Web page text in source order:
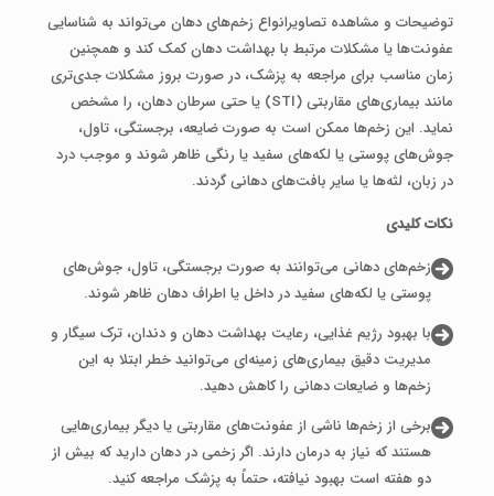
توضیحات و مشاهده تصاویرانواع زخم‌های دهان می‌تواند به شناسایی
عفونت‌ها یا مشکلات مرتبط با بهداشت دهان کمک کند و همچنین
زمان مناسب برای مراجعه به پزشک، در صورت بروز مشکلات جدی‌تری
مانند بیماری‌های مقاربتی (STI) یا حتی سرطان دهان، را مشخص
نماید. این زخم‌ها ممکن است به‌ صورت ضایعه، برجستگی، تاول،
جوش‌های پوستی یا لکه‌های سفید یا رنگی ظاهر شوند و موجب درد
در زبان، لثه‌ها یا سایر بافت‌های دهانی گردند.
نکات کلیدی
زخم‌های دهانی می‌توانند به‌ صورت برجستگی، تاول، جوش‌های
پوستی یا لکه‌های سفید در داخل یا اطراف دهان ظاهر شوند.
با بهبود رژیم غذایی، رعایت بهداشت دهان و دندان، ترک سیگار و
مدیریت دقیق بیماری‌های زمینه‌ای می‌توانید خطر ابتلا به این
زخم‌ها و ضایعات دهانی را کاهش دهید.
برخی از زخم‌ها ناشی از عفونت‌های مقاربتی یا دیگر بیماری‌هایی
هستند که نیاز به درمان دارند. اگر زخمی در دهان دارید که بیش از
دو هفته است بهبود نیافته، حتماً به پزشک مراجعه کنید.